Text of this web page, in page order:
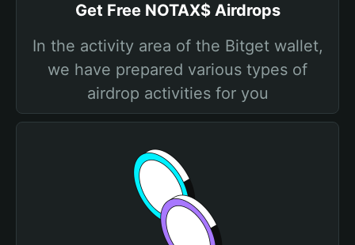
Get Free NOTAX$ Airdrops
In the activity area of the Bitget wallet,
we have prepared various types of
airdrop activities for you